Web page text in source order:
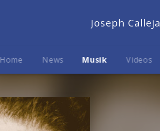
Joseph Calleja
Home News Musik Videos